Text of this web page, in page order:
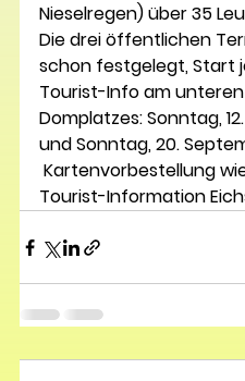
Nieselregen) über 35
Die drei öffentlichen
schon festgelegt, Start
Tourist-Info am
Domplatzes: Sonntag,
und Sonntag, 20.
Kartenvorbestellung
Tourist-Information